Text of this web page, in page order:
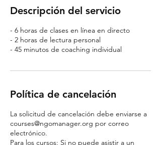
z
a
o
Descripción del servicio
- 6 horas de clases en línea en directo
- 2 horas de lectura personal
- 45 minutos de coaching individual
Política de cancelación
La solicitud de cancelación debe enviarse a
courses@ngomanager.org por correo
electrónico.
Para los cursos: Si no puede asistir a un